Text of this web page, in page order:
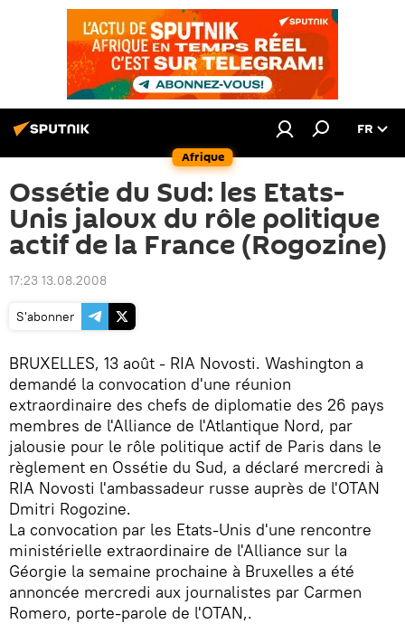
Afrique
FR
Ossétie du Sud: les Etats-
Unis jaloux du rôle politique
actif de la France (Rogozine)
17:23 13.08.2008
S'abonner
BRUXELLES, 13 août - RIA Novosti. Washington a
demandé la convocation d'une réunion
extraordinaire des chefs de diplomatie des 26 pays
membres de l'Alliance de l'Atlantique Nord, par
jalousie pour le rôle politique actif de Paris dans le
règlement en Ossétie du Sud, a déclaré mercredi à
RIA Novosti l'ambassadeur russe auprès de l'OTAN
Dmitri Rogozine.
La convocation par les Etats-Unis d'une rencontre
ministérielle extraordinaire de l'Alliance sur la
Géorgie la semaine prochaine à Bruxelles a été
annoncée mercredi aux journalistes par Carmen
Romero, porte-parole de l'OTAN,.